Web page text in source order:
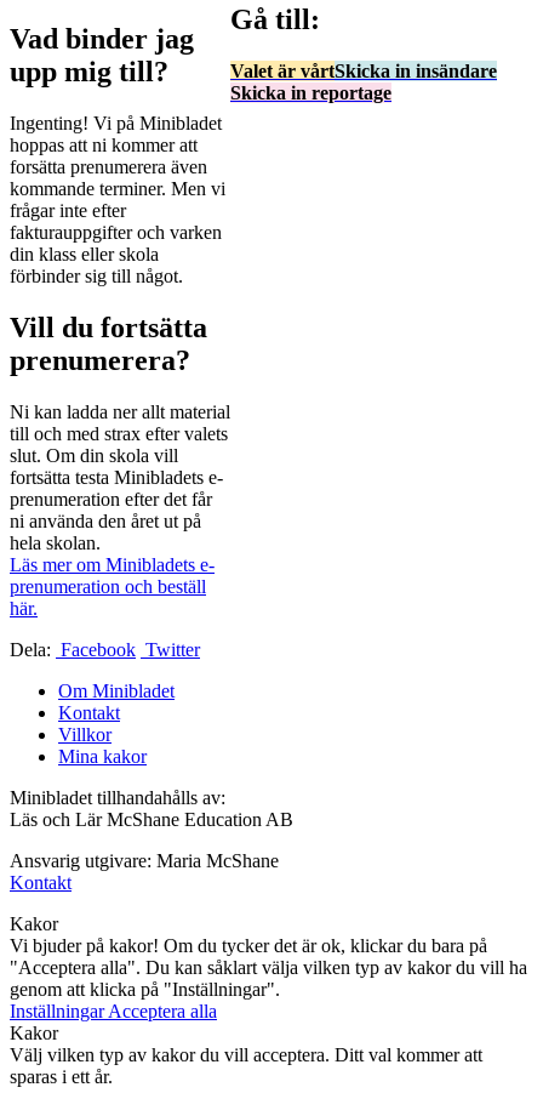
Vad binder jag
upp mig till?
Ingenting! Vi på Minibladet
hoppas att ni kommer att
forsätta prenumerera även
kommande terminer. Men vi
frågar inte efter
fakturauppgifter och varken
din klass eller skola
förbinder sig till något.
Vill du fortsätta
prenumerera?
Ni kan ladda ner allt material
till och med strax efter valets
slut. Om din skola vill
fortsätta testa Minibladets e-
prenumeration efter det får
ni använda den året ut på
hela skolan.
Läs mer om Minibladets e-
prenumeration och beställ
här.
Gå till:
Valet är vårtSkicka in insändare
Skicka in reportage
Dela: Facebook Twitter
Om Minibladet
Kontakt
Villkor
Mina kakor
Minibladet tillhandahålls av:
Läs och Lär McShane Education AB
Ansvarig utgivare: Maria McShane
Kontakt
Kakor
Vi bjuder på kakor! Om du tycker det är ok, klickar du bara på
"Acceptera alla". Du kan såklart välja vilken typ av kakor du vill ha
genom att klicka på "Inställningar".
InställningarAcceptera alla
Kakor
Välj vilken typ av kakor du vill acceptera. Ditt val kommer att
sparas i ett år.